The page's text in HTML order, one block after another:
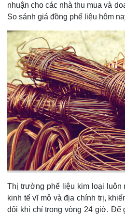
nhuận cho các nhà thu mua và
So sánh giá đồng phế liệu hôm
Thị trường phế liệu kim loại luôn
kinh tế vĩ mô và địa chính trị,
đôi khi chỉ trong vòng 24 giờ. Để